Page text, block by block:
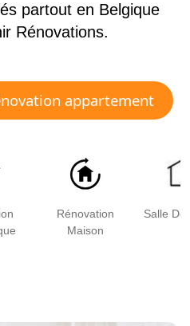
partout en Belgique
Rénovations.
appartement
Rénovation
Maison
Salle De